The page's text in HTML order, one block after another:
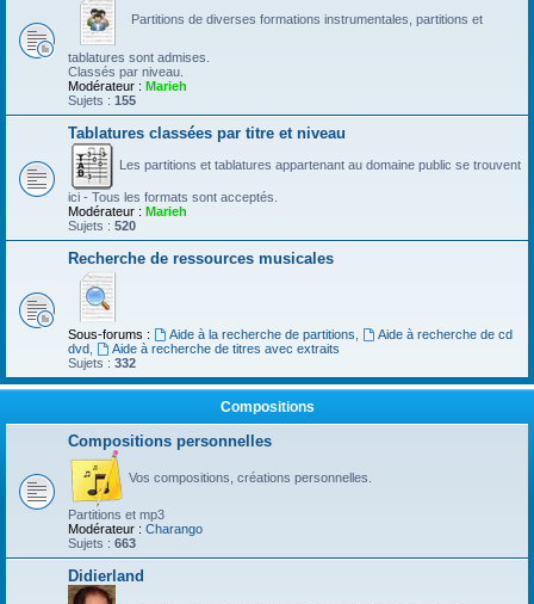
Partitions de diverses formations instrumentales, partitions et
tablatures sont admises.
Classés par niveau.
Modérateur : Marieh
Sujets : 155
Tablatures classées par titre et niveau
Les partitions et tablatures appartenant au domaine public se trouvent
ici - Tous les formats sont acceptés.
Modérateur : Marieh
Sujets : 520
Recherche de ressources musicales
Sous-forums : Aide à la recherche de partitions
Aide à recherche de cd
dvd
Aide à recherche de titres avec extraits
Sujets : 332
Compositions
Compositions personnelles
Vos compositions, créations personnelles.
Partitions et mp3
Modérateur : Charango
Sujets : 663
Didierland